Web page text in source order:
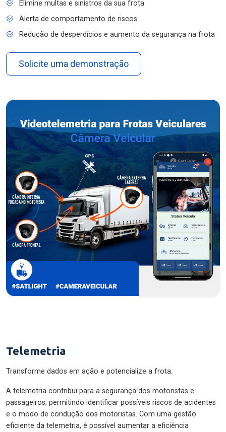
Elimine multas e sinistros da sua frota
Alerta de comportamento de riscos
Redução de desperdícios e aumento da segurança na frota
Solicite uma demonstração
Telemetria
Transforme dados em ação e potencialize a frota.
A telemetria contribui para a segurança dos motoristas e
passageiros, permitindo identificar possíveis riscos de acidentes
e o modo de condução dos motoristas. Com uma gestão
eficiente da telemetria, é possível aumentar a eficiência